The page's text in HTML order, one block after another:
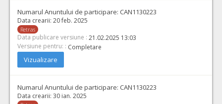
Numarul Anuntului de participare: CAN1130223
Data crearii: 20 feb. 2025
Retras
Data publicare versiune : 21.02.2025 13:03
Versiune pentru: : Completare
Vizualizare
Numarul Anuntului de participare: CAN1130223
Data crearii: 30 ian. 2025